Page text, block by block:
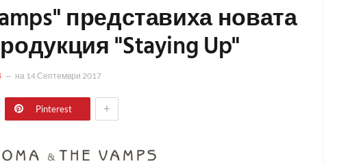
представиха новата
"Staying Up"
на 14 Септември 2017
Pinterest +